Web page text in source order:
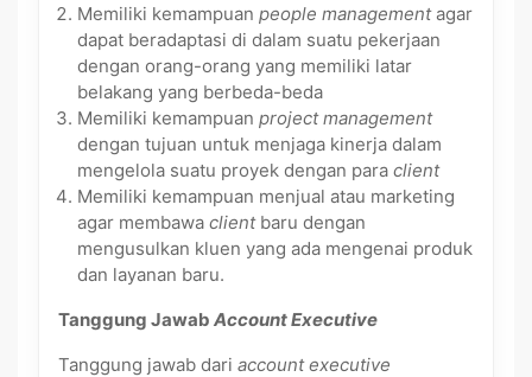
Memiliki kemampuan people managementagar
dapat beradaptasi di dalam suatu pekerjaan
dengan orang-orang yang memiliki latar
belakang yang berbeda-beda
Memiliki kemampuan project management
dengan tujuan untuk menjaga kinerja dalam
mengelola suatu proyek dengan para client
Memiliki kemampuan menjual atau marketing
agar membawa client baru dengan
mengusulkan kluen yang ada mengenai produk
dan layanan baru.
Tanggung Jawab Account Executive
Tanggung jawab dari account executive